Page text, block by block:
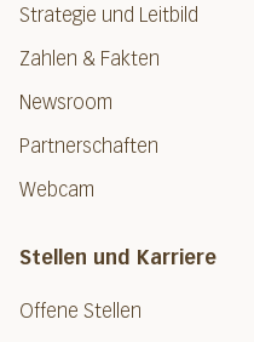
Strategie und Leitbild
Zahlen & Fakten
Newsroom
Partnerschaften
Webcam
Stellen und Karriere
Offene Stellen